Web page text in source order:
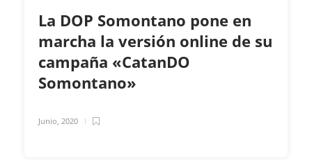
La DOP Somontano pone en
marcha la versión online de su
campaña «CatanDO
Somontano»
Junio, 2020